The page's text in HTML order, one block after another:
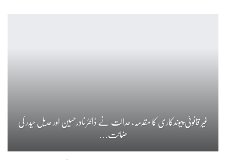
غیر قانونی پیوندکاری کا مقدمہ، عدالت نے ڈاکٹر نادرحسین اور عدیل حیدر کی
ضمانت…